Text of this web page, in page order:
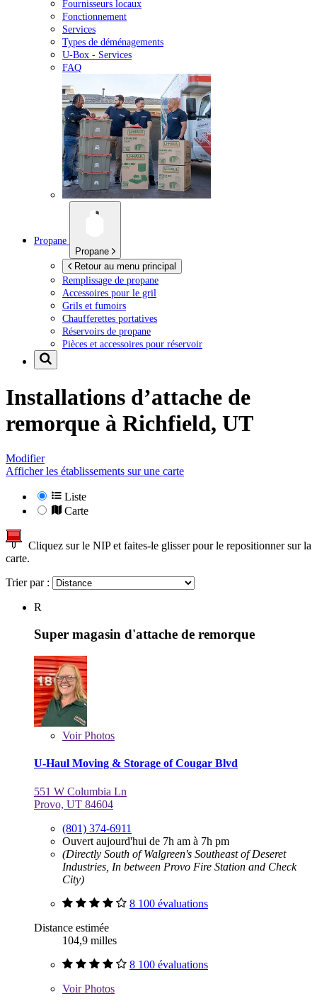
Fournisseurs locaux
Fonctionnement
Services
Types de déménagements
U-Box - Services
FAQ
Propane
Propane
Retour au menu principal
Remplissage de propane
Accessoires pour le gril
Grils et fumoirs
Chaufferettes portatives
Réservoirs de propane
Pièces et accessoires pour réservoir
Installations d’attache de
remorque à Richfield, UT
Modifier
Afficher les établissements sur une carte
Liste
Carte
Cliquez sur le NIP et faites-le glisser pour le repositionner sur la
carte.
Trier par :
R
Super magasin d'attache de remorque
VoirPhotos
U-Haul Moving & Storage of Cougar Blvd
551 W Columbia Ln
Provo, UT 84604
(801) 374-6911
Ouvert aujourd'hui de 7h am à 7h pm
(Directly South of Walgreen's Southeast of Deseret
Industries, In between Provo Fire Station and Check
City)
8 100 évaluations
Distance estimée
104,9 milles
8 100 évaluations
VoirPhotos